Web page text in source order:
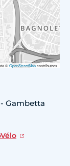
©OpenStreetMapcontributors
Gambetta